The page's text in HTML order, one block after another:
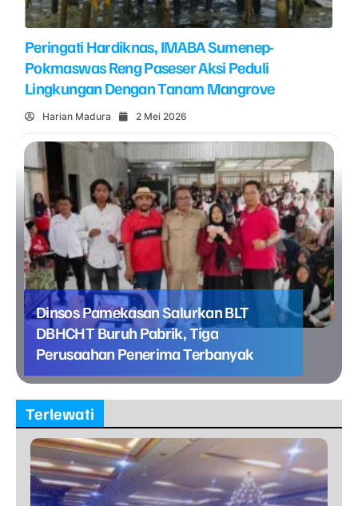
Peringati Hardiknas, IMABA Sumenep-
Pokmaswas Reng Paseser Aksi Peduli
Lingkungan Dengan Tanam Mangrove
Harian Madura 2 Mei 2026
Dinsos Pamekasan Salurkan BLT
DBHCHT Buruh Pabrik, Tiga
Perusaahan Penerima Terbanyak
Terlewati